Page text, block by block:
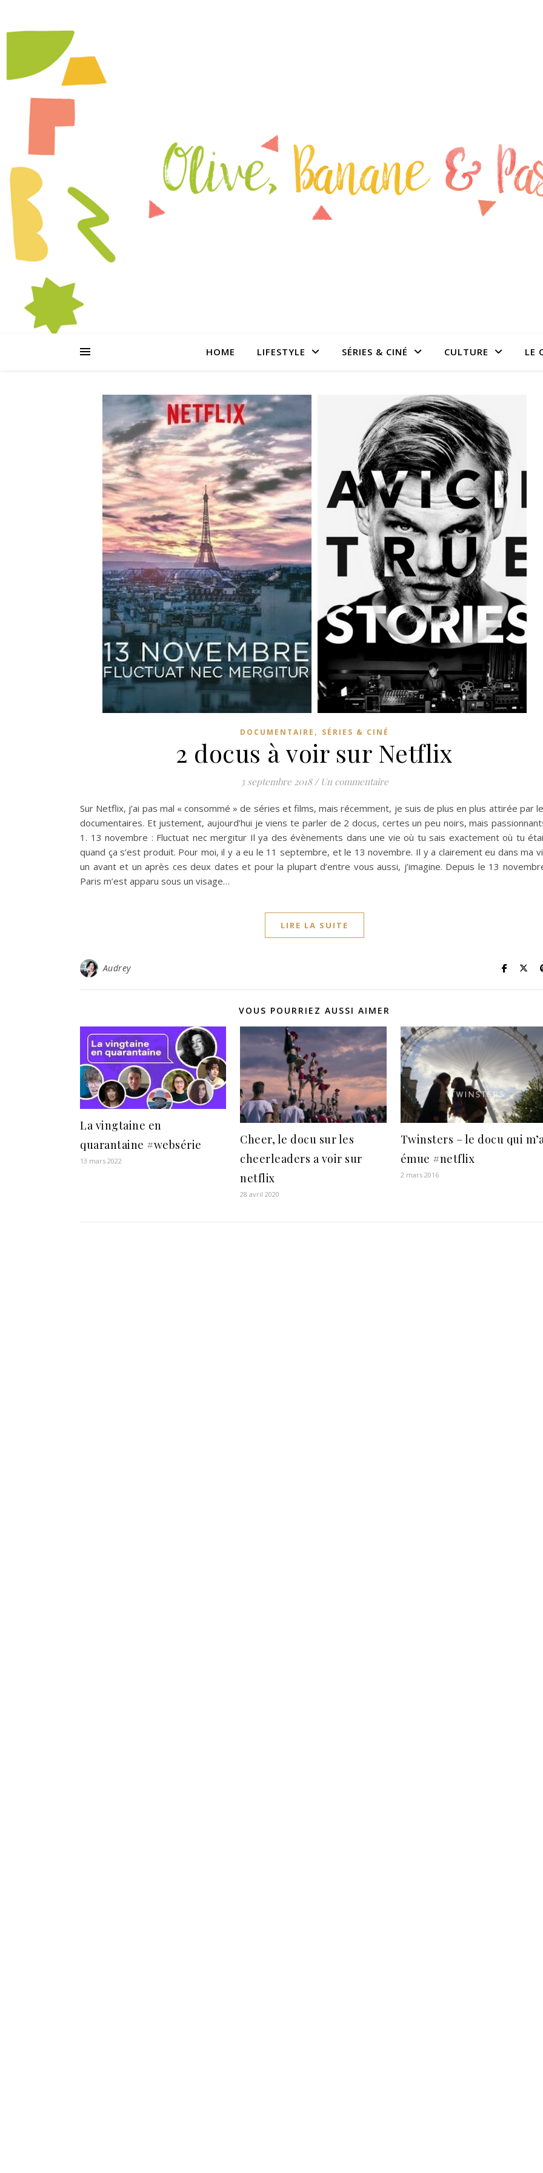
HOME LIFESTYLE SÉRIES & CINÉ CULTURE LE
DOCUMENTAIRE , SÉRIES & CINÉ
2 docus à voir sur Netflix
3 septembre 2018 / Un commentaire
Sur Netflix, j’ai pas mal « consommé » de séries et films, mais récemment, je suis de plus en plus attirée par
documentaires. Et justement, aujourd’hui je viens te parler de 2 docus, certes un peu noirs, mais
1. 13 novembre : Fluctuat nec mergitur Il ya des évènements dans une vie où tu sais exactement où tu
quand ça s’est produit. Pour moi, il y a eu le 11 septembre, et le 13 novembre. Il y a clairement eu dans ma
un avant et un après ces deux dates et pour la plupart d’entre vous aussi, j’imagine. Depuis le 13
Paris m’est apparu sous un visage…
LIRE LA SUITE
Audrey
VOUS POURRIEZ AUSSI AIMER
La vingtaine en
quarantaine #websérie
13 mars 2022
Cheer, le docu sur les
cheerleaders a voir sur
netflix
28 avril 2020
Twinsters – le docu qui
émue #netflix
2 mars 2016